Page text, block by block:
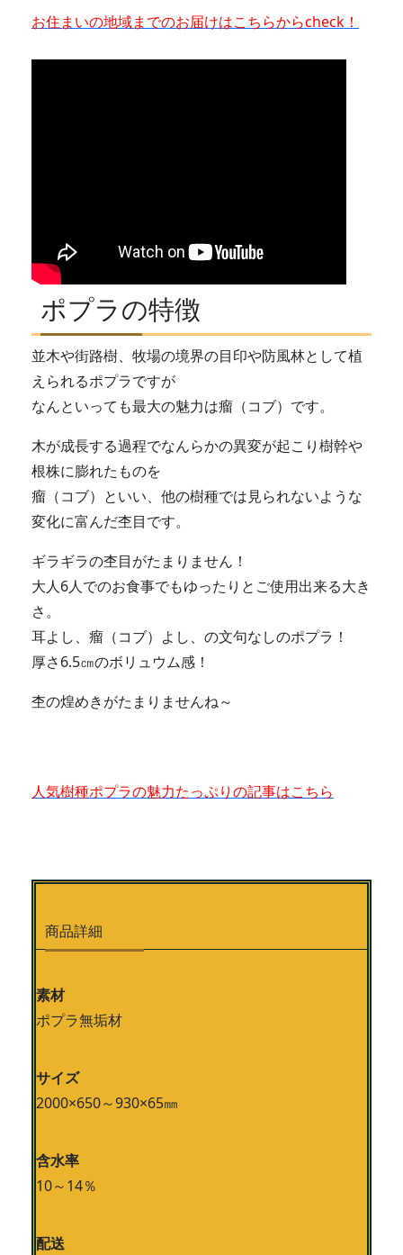
お住まいの地域までのお届けはこちらからcheck！
ポプラの特徴
並木や街路樹、牧場の境界の目印や防風林として植
えられるポプラですが
なんといっても最大の魅力は瘤（コブ）です。
木が成長する過程でなんらかの異変が起こり樹幹や
根株に膨れたものを
瘤（コブ）といい、他の樹種では見られないような
変化に富んだ杢目です。
ギラギラの杢目がたまりません！
大人6人でのお食事でもゆったりとご使用出来る大き
さ。
耳よし、瘤（コブ）よし、の文句なしのポプラ！
厚さ6.5㎝のボリュウム感！
杢の煌めきがたまりませんね～
人気樹種ポプラの魅力たっぷりの記事はこちら
商品詳細
素材
ポプラ無垢材
サイズ
2000×650～930×65㎜
含水率
10～14％
配送